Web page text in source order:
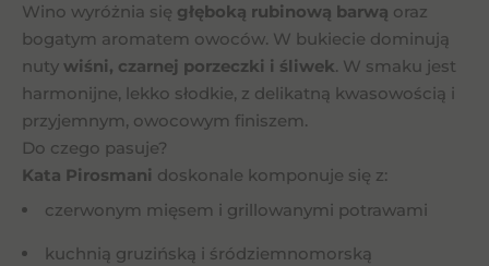
Wino wyróżnia się głęboką rubinową barwą oraz
bogatym aromatem owoców. W bukiecie dominują
nuty wiśni, czarnej porzeczki i śliwek. W smaku jest
harmonijne, lekko słodkie, z delikatną kwasowością i
przyjemnym, owocowym finiszem.
Do czego pasuje?
Kata Pirosmani doskonale komponuje się z:
czerwonym mięsem i grillowanymi potrawami
kuchnią gruzińską i śródziemnomorską